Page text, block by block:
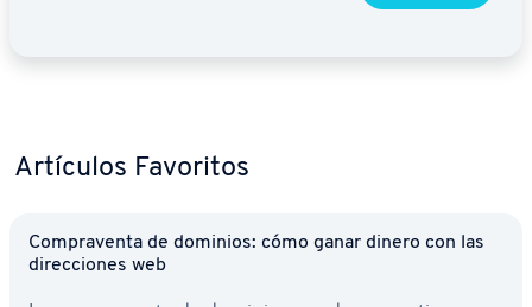
Artículos Favoritos
Co­m­pra­ve­n­ta de dominios: cómo ganar dinero con las
di­re­c­cio­nes web